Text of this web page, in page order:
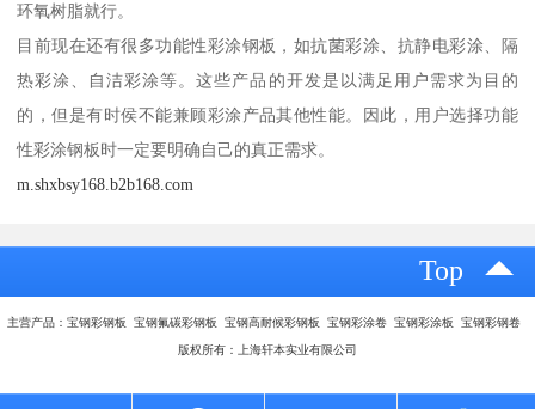
环氧树脂就行。
目前现在还有很多功能性彩涂钢板，如抗菌彩涂、抗静电彩涂、隔
热彩涂、自洁彩涂等。这些产品的开发是以满足用户需求为目的
的，但是有时侯不能兼顾彩涂产品其他性能。因此，用户选择功能
性彩涂钢板时一定要明确自己的真正需求。
m.shxbsy168.b2b168.com
Top
主营产品：宝钢彩钢板 宝钢氟碳彩钢板 宝钢高耐候彩钢板 宝钢彩涂卷 宝钢彩涂板 宝钢彩钢卷
版权所有：上海轩本实业有限公司